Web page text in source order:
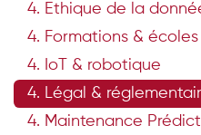
4. Ethique de la
4. Formations & écoles
4. IoT & robotique
4. Légal &
4. Maintenance